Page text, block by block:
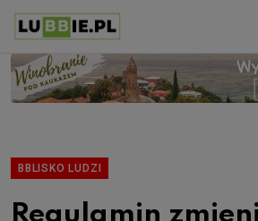
BBLISKO LUDZI
Regulamin